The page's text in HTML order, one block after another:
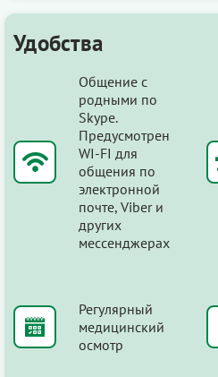
Удобства
Общение с
родными по
Skype.
Предусмотрен
WI-FI для
общения по
электронной
почте, Viber и
других
мессенджерах
Регулярный
медицинский
осмотр